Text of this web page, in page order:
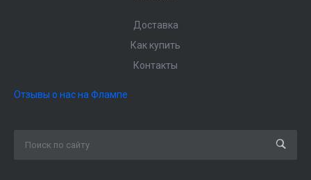
Доставка
Как купить
Контакты
Отзывы о нас на Флампе